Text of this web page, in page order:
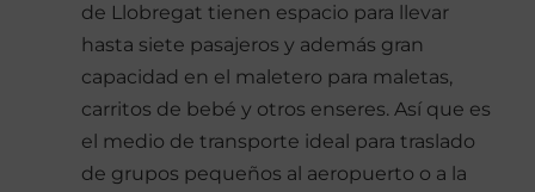
de Llobregat tienen espacio para llevar
hasta siete pasajeros y además gran
capacidad en el maletero para maletas,
carritos de bebé y otros enseres. Así que es
el medio de transporte ideal para traslado
de grupos pequeños al aeropuerto o a la